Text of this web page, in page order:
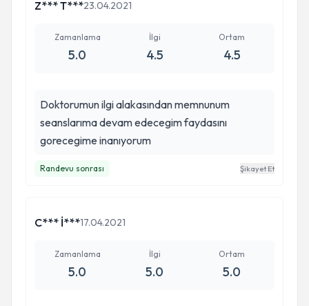
dökmek ve karşımda bilgisi , tecrübesi , ilgisi ve
güler yüzüyle duran bir terapist görmek oldukça
ferah çıktığım anı hiç unutmam . Teşekkür ederim
her şey için .
Z*** T***23.04.2021
Zamanlama
5.0
İlgi
4.5
Ortam
4.5
Doktorumun ilgi alakasından memnunum
seanslarıma devam edecegim faydasını
gorecegime inanıyorum
Randevu sonrası Şikayet Et
C*** İ***17.04.2021
Zamanlama
5.0
İlgi
5.0
Ortam
5.0